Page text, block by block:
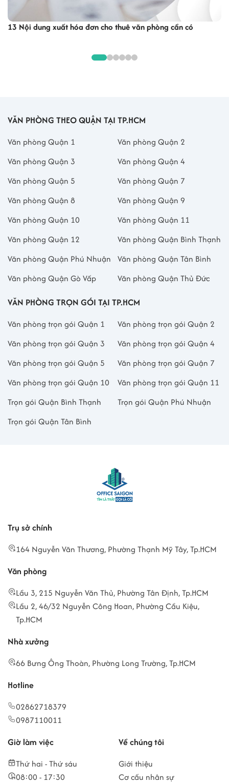
có Hồ sơ và cách tính Bảo hiểm xã hội 1 lần cập nhật
VĂN PHÒNG THEO QUẬN TẠI TP.HCM
Văn phòng Quận 1
Văn phòng Quận 2
Văn phòng Quận 3
Văn phòng Quận 4
Văn phòng Quận 5
Văn phòng Quận 7
Văn phòng Quận 8
Văn phòng Quận 9
Văn phòng Quận 10
Văn phòng Quận 11
Văn phòng Quận 12
Văn phòng Quận Bình Thạnh
Văn phòng Quận Phú Nhuận
Văn phòng Quận Tân Bình
Văn phòng Quận Gò Vấp
Văn phòng Quận Thủ Đức
VĂN PHÒNG TRỌN GÓI TẠI TP.HCM
Văn phòng trọn gói Quận 1
Văn phòng trọn gói Quận 2
Văn phòng trọn gói Quận 3
Văn phòng trọn gói Quận 4
Văn phòng trọn gói Quận 5
Văn phòng trọn gói Quận 7
Văn phòng trọn gói Quận 10
Văn phòng trọn gói Quận 11
Trọn gói Quận Bình Thạnh
Trọn gói Quận Phú Nhuận
Trọn gói Quận Tân Bình
Trụ sở chính
164 Nguyễn Văn Thương, Phường Thạnh Mỹ Tây, Tp.HCM
Văn phòng
Lầu 3, 215 Nguyễn Văn Thủ, Phường Tân Định, Tp.HCM
Lầu 2, 46/32 Nguyễn Công Hoan, Phường Cầu Kiệu,
Tp.HCM
Nhà xưởng
66 Bưng Ông Thoàn, Phường Long Trường, Tp.HCM
Hotline
02862718379
0987110011
Giờ làm việc
Thứ hai - Thứ sáu
08:00 - 17:30
Về chúng tôi
Giới thiệu
Cơ cấu nhân sự